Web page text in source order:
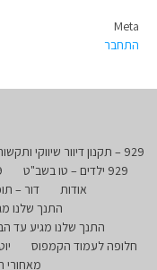
Meta
התחבר
929 – תקנון דיוור שיווקי ותקשורת דיגיטלית
929 ילדים – טו בשב"ט
אודות
דור –
התנך שלנו
התנך שלנו מגיע עד
חלופה לעמוד הקמפוס
מאחורי